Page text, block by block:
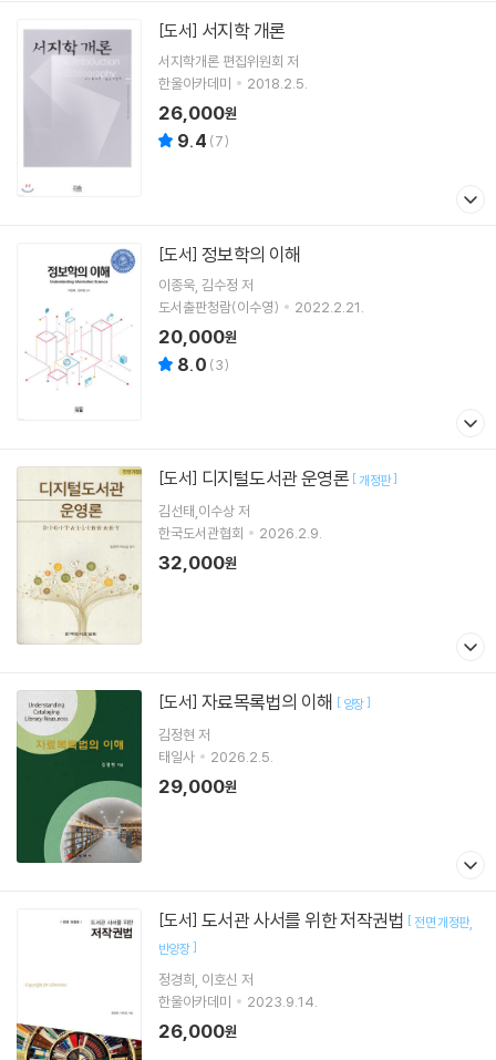
[도서] 서지학 개론
서지학개론 편집위원회 저
한울아카데미
2018.2.5.
26,000원
9.4 (7)
[도서] 정보학의 이해
이종욱 김수정 저
도서출판청람(이수영)
2022.2.21.
20,000원
8.0 (3)
[도서] 디지털도서관 운영론 [개정판]
김선태,이수상 저
한국도서관협회
2026.2.9.
32,000원
[도서] 자료목록법의 이해 [ 양장]
김정현 저
태일사
2026.2.5.
29,000원
[도서] 도서관 사서를 위한 저작권법 [ 전면 개정판
반양장]
정경희 이호신 저
한울아카데미
2023.9.14.
26,000원